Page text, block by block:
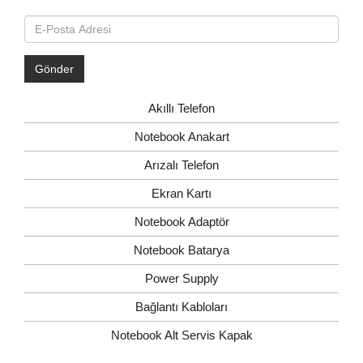
Akıllı Telefon
Notebook Anakart
Arızalı Telefon
Ekran Kartı
Notebook Adaptör
Notebook Batarya
Power Supply
Bağlantı Kabloları
Notebook Alt Servis Kapak